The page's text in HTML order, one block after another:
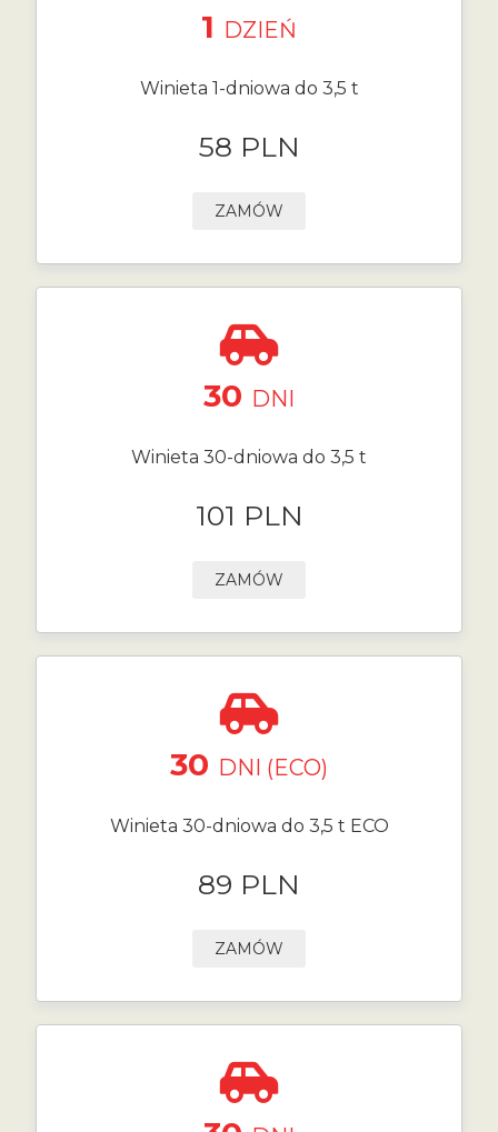
1 DZIEŃ
Winieta 1-dniowa do 3,5 t
58 PLN
ZAMÓW
30 DNI
Winieta 30-dniowa do 3,5 t
101 PLN
ZAMÓW
30 DNI (ECO)
Winieta 30-dniowa do 3,5 t ECO
89 PLN
ZAMÓW